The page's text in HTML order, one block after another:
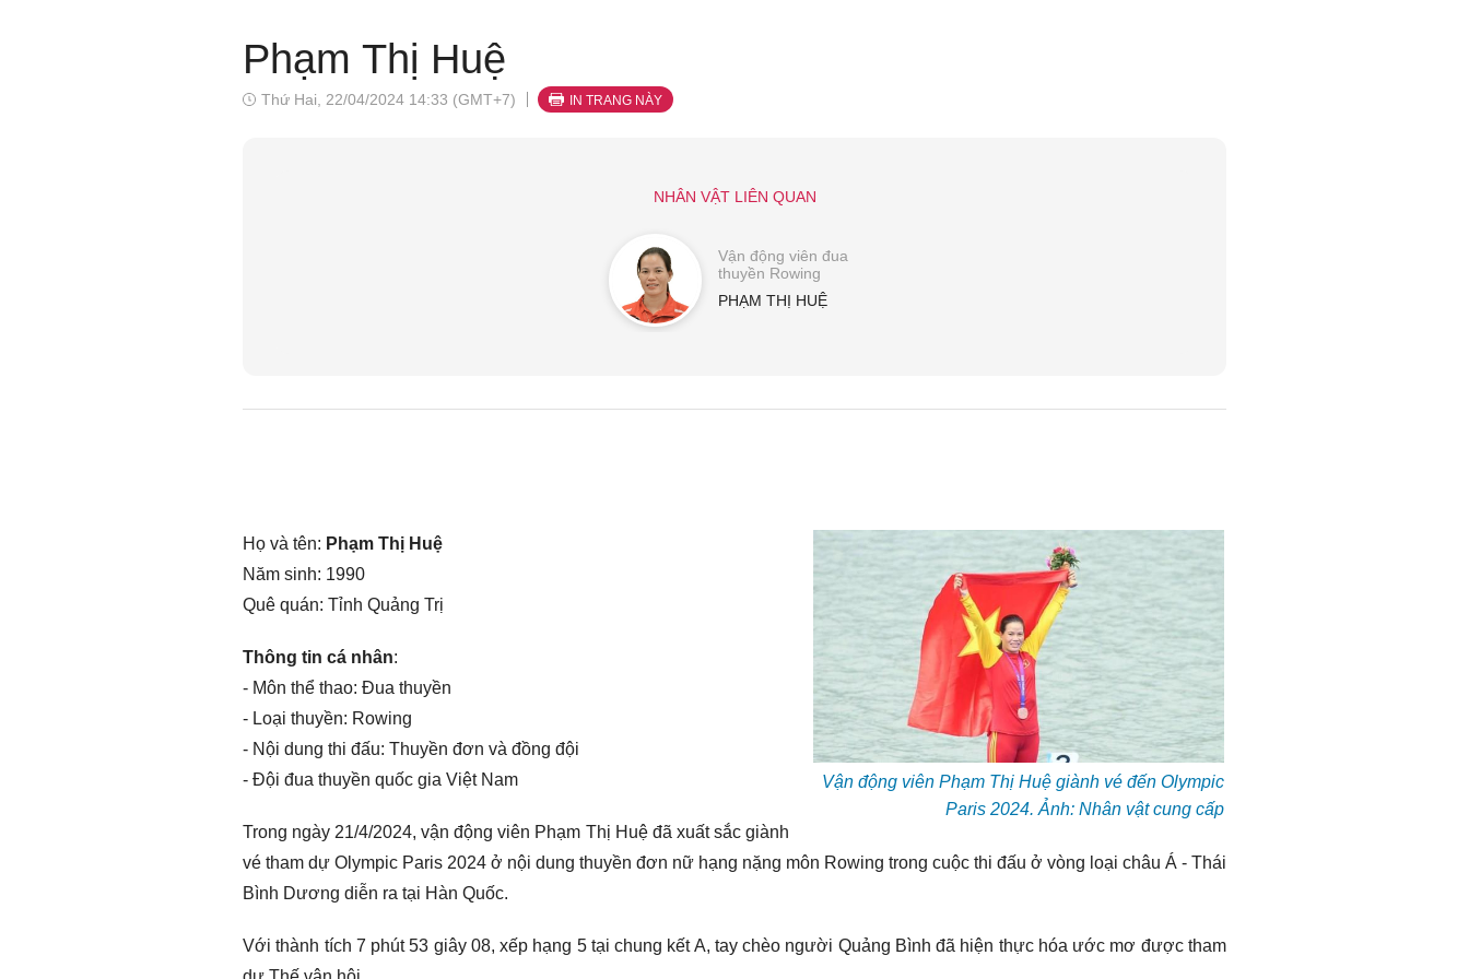
Phạm Thị Huệ
Thứ Hai, 22/04/2024 14:33 (GMT+7) IN TRANG NÀY
NHÂN VẬT LIÊN QUAN
Vận động viên đua
thuyền Rowing
PHẠM THỊ HUỆ
Vận động viên Phạm Thị Huệ giành vé đến Olympic
Paris 2024. Ảnh: Nhân vật cung cấp
Họ và tên: Phạm Thị Huệ
Năm sinh: 1990
Quê quán: Tỉnh Quảng Trị
Thông tin cá nhân:
- Môn thể thao: Đua thuyền
- Loại thuyền: Rowing
- Nội dung thi đấu: Thuyền đơn và đồng đội
- Đội đua thuyền quốc gia Việt Nam
Trong ngày 21/4/2024, vận động viên Phạm Thị Huệ đã xuất sắc giành
vé tham dự Olympic Paris 2024 ở nội dung thuyền đơn nữ hạng nặng môn Rowing trong cuộc thi đấu ở vòng loại châu Á - Thái
Bình Dương diễn ra tại Hàn Quốc.
Với thành tích 7 phút 53 giây 08, xếp hạng 5 tại chung kết A, tay chèo người Quảng Bình đã hiện thực hóa ước mơ được tham